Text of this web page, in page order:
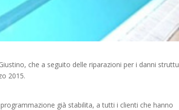
che a seguito delle riparazioni per i danni
2015.
già stabilita, a tutti i clienti che hanno